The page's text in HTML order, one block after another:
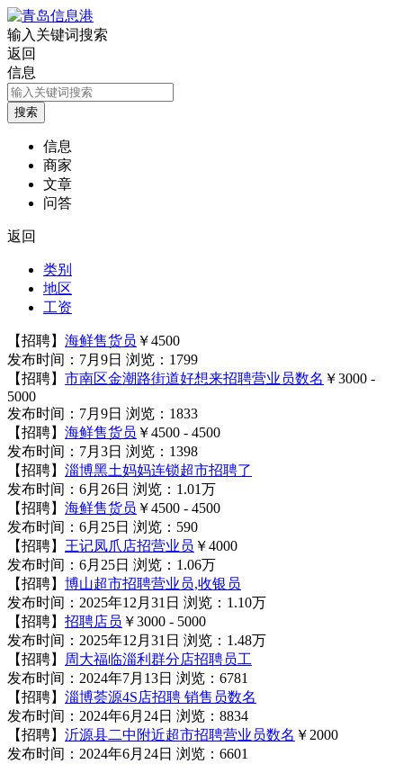
输入关键词搜索
返回
信息
信息
商家
文章
问答
返回
类别
地区
工资
【招聘】 海鲜售货员 ￥4500
发布时间：7月9日 浏览：1799
【招聘】 市南区金潮路街道好想来招聘营业员数名 ￥3000 -
5000
发布时间：7月9日 浏览：1833
【招聘】 海鲜售货员 ￥4500 - 4500
发布时间：7月3日 浏览：1398
【招聘】 淄博黑土妈妈连锁超市招聘了
发布时间：6月26日 浏览：1.01万
【招聘】 海鲜售货员 ￥4500 - 4500
发布时间：6月25日 浏览：590
【招聘】 王记凤爪店招营业员 ￥4000
发布时间：6月25日 浏览：1.06万
【招聘】 博山超市招聘营业员,收银员
发布时间：2025年12月31日 浏览：1.10万
【招聘】 招聘店员 ￥3000 - 5000
发布时间：2025年12月31日 浏览：1.48万
【招聘】
周大福临淄利群分店招聘员工
发布时间：2024年7月13日 浏览：6781
【招聘】 淄博荟源4S店招聘 销售员数名
发布时间：2024年6月24日 浏览：8834
【招聘】 沂源县二中附近超市招聘营业员数名 ￥2000
发布时间：2024年6月24日 浏览：6601